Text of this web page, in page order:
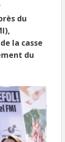
du
la casse
du